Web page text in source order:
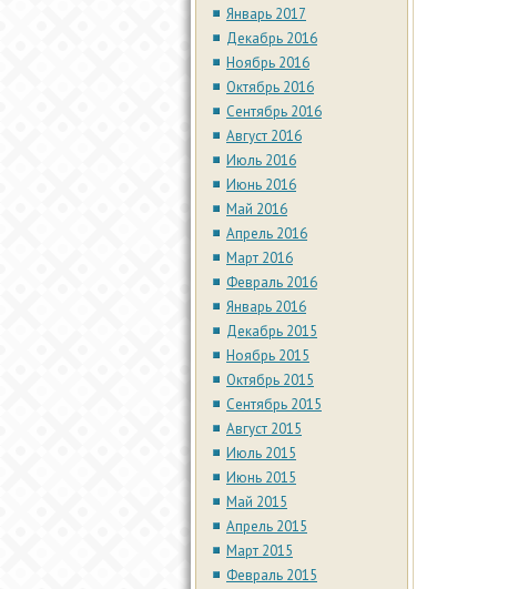
Январь 2017
Декабрь 2016
Ноябрь 2016
Октябрь 2016
Сентябрь 2016
Август 2016
Июль 2016
Июнь 2016
Май 2016
Апрель 2016
Март 2016
Февраль 2016
Январь 2016
Декабрь 2015
Ноябрь 2015
Октябрь 2015
Сентябрь 2015
Август 2015
Июль 2015
Июнь 2015
Май 2015
Апрель 2015
Март 2015
Февраль 2015